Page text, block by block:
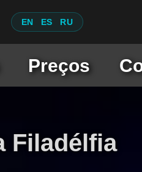
EN ES RU
Preços
Filadélfia